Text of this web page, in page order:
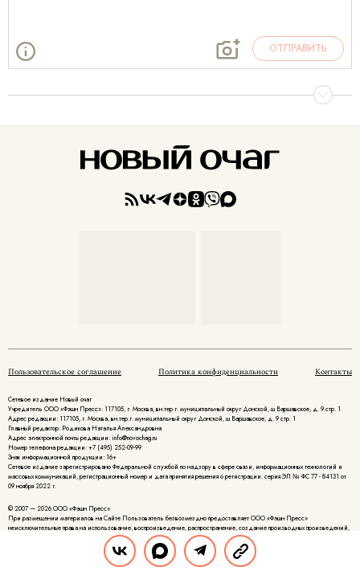
ОТПРАВИТЬ
Пользовательское соглашение Политика конфиденциальности Контакты
Сетевое издание Новый очаг
Учредитель ООО «Фэшн Пресс»: 117105, г. Москва, вн.тер.г. муниципальный округ Донской, ш Варшавское, д. 9 стр. 1
Адрес редакции: 117105, г. Москва, вн.тер.г. муниципальный округ Донской, ш Варшавское, д. 9 стр. 1
Главный редактор: Родикова Наталья Александровна
Адрес электронной почты редакции: info@novochag.ru
Номер телефона редакции: +7 (495) 252-09-99
Знак информационной продукции: 16+
Cетевое издание зарегистрировано Федеральной службой по надзору в сфере связи, информационных технологий и
массовых коммуникаций, регистрационный номер и дата принятия решения о регистрации: серия ЭЛ № ФС 77 - 84131 от
09 ноября 2022 г.
© 2007 — 2026 ООО «Фэшн Пресс»
При размещении материалов на Сайте Пользователь безвозмездно предоставляет ООО «Фэшн Пресс»
неисключительные права на использование, воспроизведение, распространение, создание производных произведений,
а также на демонстрацию материалов и доведение их до всеобщего сведения.